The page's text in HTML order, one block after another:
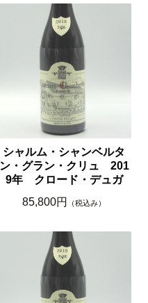
シャルム・シャンベルタ
ン・グラン・クリュ 201
9年 クロード・デュガ
85,800円
（税込み）